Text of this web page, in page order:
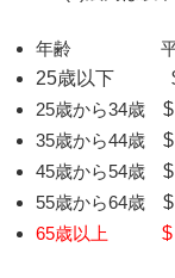
年齢 平均
25歳以下
25歳から34歳
35歳から44歳
45歳から54歳
55歳から64歳
65歳以上